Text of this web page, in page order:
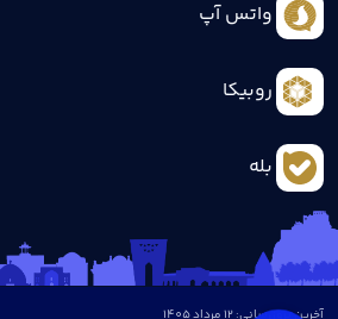
واتس آپ
روبیکا
بله